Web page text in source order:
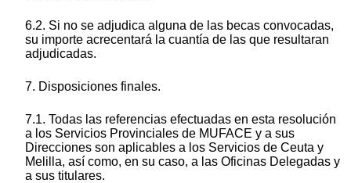
6.2. Si no se adjudica alguna de las becas convocadas,
su importe acrecentará la cuantía de las que resultaran
adjudicadas.
7. Disposiciones finales.
7.1. Todas las referencias efectuadas en esta resolución
a los Servicios Provinciales de MUFACE y a sus
Direcciones son aplicables a los Servicios de Ceuta y
Melilla, así como, en su caso, a las Oficinas Delegadas y
a sus titulares.